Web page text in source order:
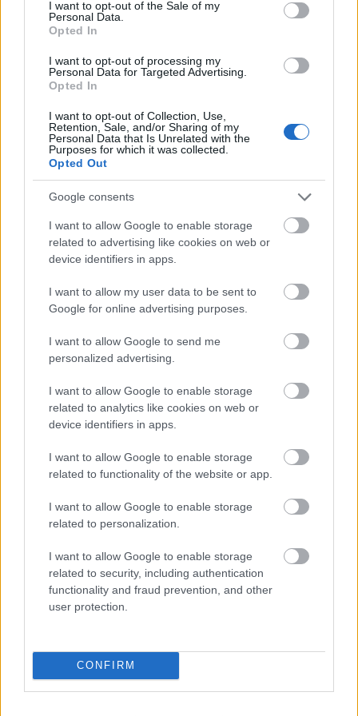
I want to opt-out of the Sale of my
Personal Data.
Opted In
I want to opt-out of processing my
Personal Data for Targeted Advertising.
Opted In
I want to opt-out of Collection, Use,
Retention, Sale, and/or Sharing of my
Personal Data that Is Unrelated with the
Purposes for which it was collected.
Opted Out
Google consents
I want to allow Google to enable storage
related to advertising like cookies on web or
device identifiers in apps.
I want to allow my user data to be sent to
Google for online advertising purposes.
I want to allow Google to send me
personalized advertising.
I want to allow Google to enable storage
related to analytics like cookies on web or
device identifiers in apps.
I want to allow Google to enable storage
related to functionality of the website or app.
I want to allow Google to enable storage
related to personalization.
I want to allow Google to enable storage
related to security, including authentication
functionality and fraud prevention, and other
user protection.
CONFIRM
Søndag 1. desember
10:30: 20km fristil fellesstart, menn
12:25: 20km fristil fellesstart, kvinner
Startlister, detaljer og resultater
TV: NRK
Alt av startlister, detaljer og resultater finner du i
seksjonen «Terminlister & resultater» på
Langrenn.com
Se også:
Alt om ski på TV sesongen 2024-25: Hvilke
Meld deg på vårt nyhetsbrev
verde
ter –
sitt
sjette
strake
OL-
ila for
gullet
armen
fra
av OL